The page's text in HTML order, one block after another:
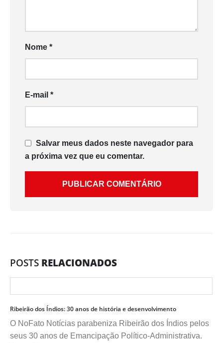
Nome *
E-mail *
Salvar meus dados neste navegador para
a próxima vez que eu comentar.
POSTS RELACIONADOS
Ribeirão dos Índios: 30 anos de história e desenvolvimento
O NoFato Notícias parabeniza Ribeirão dos Índios pelos
seus 30 anos de Emancipação Político-Administrativa.